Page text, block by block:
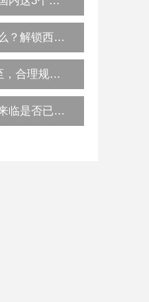
06. 西安夜游玩什么？解锁西安夜游新玩法
07. “五一”假期将至，合理规划，安全防范牢记心中
08. 五一假期即将来临是否已经做好了出游的准备？